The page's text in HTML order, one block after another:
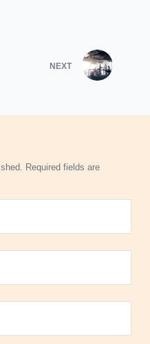
NEXT
Required fields are